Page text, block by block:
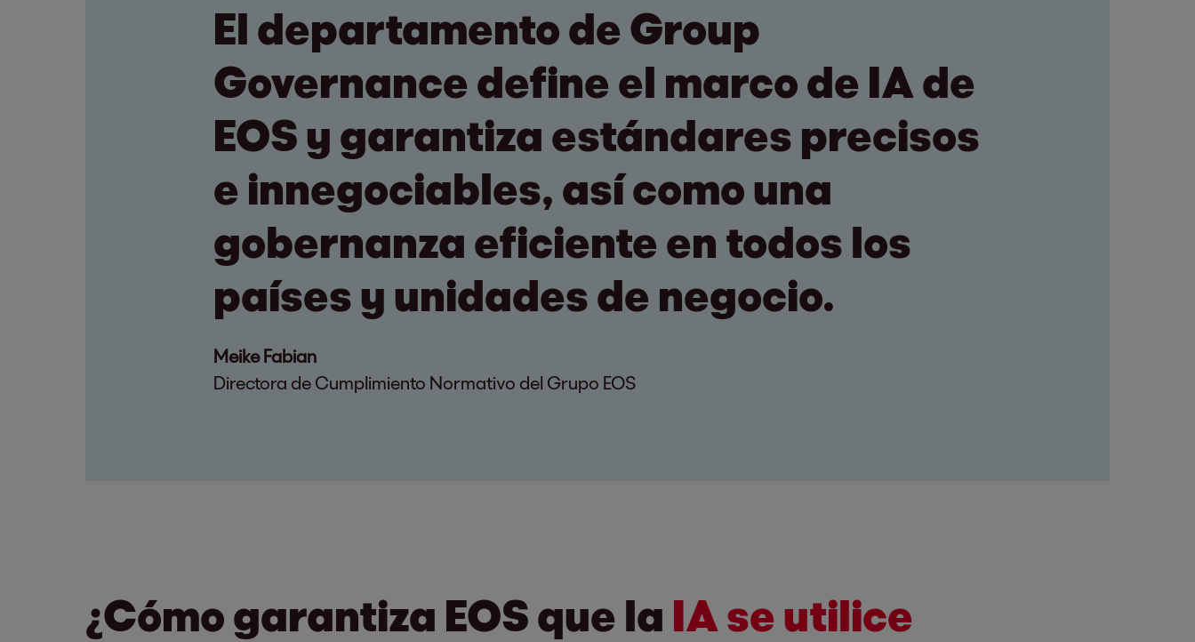
El departamento de Group
Governance define el marco de IA de
EOS y garantiza estándares precisos
e innegociables, así como una
gobernanza eficiente en todos los
países y unidades de negocio.
Meike Fabian
Directora de Cumplimiento Normativo del Grupo EOS
¿Cómo garantiza EOS que la IA se utilice